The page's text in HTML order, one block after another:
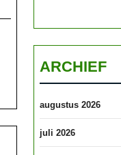
ARCHIEF
augustus 2026
juli 2026